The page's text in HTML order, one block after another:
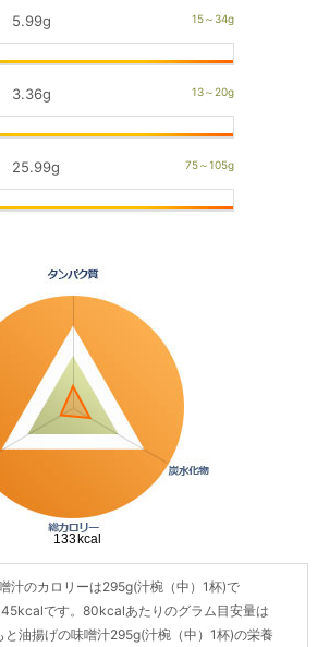
5.99g
3.36g
25.99g
汁のカロリーは295g(汁椀（中）1杯)で
です。80kcalあたりのグラム目安量は
油揚げの味噌汁295g(汁椀（中）1杯)の栄養